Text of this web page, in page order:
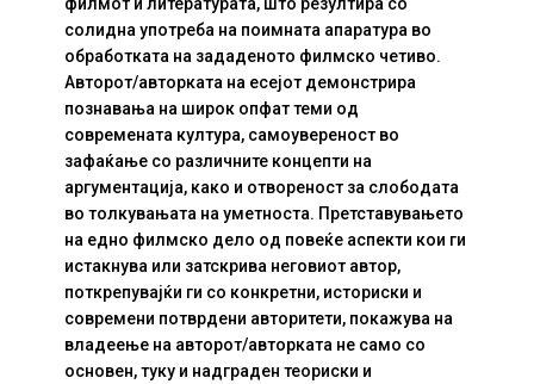
солидна употреба на поимната апаратура во
обработката на зададеното филмско четиво.
Авторот/авторката на есејот демонстрира
познавања на широк опфат теми од
современата култура, самоувереност во
зафаќање со различните концепти на
аргументација, како и отвореност за слободата
во толкувањата на уметноста. Претставувањето
на едно филмско дело од повеќе аспекти кои ги
истакнува или затскрива неговиот автор,
поткрепувајќи ги со конкретни, историски и
современи потврдени авторитети, покажува на
владеење на авторот/авторката не само со
основен, туку и надграден теориски и